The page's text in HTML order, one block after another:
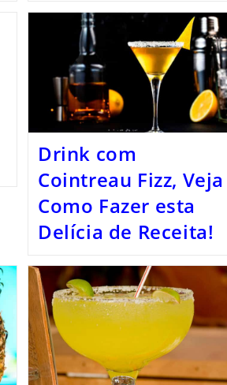
Drink com
Cointreau Fizz, Veja
Como Fazer esta
Delícia de Receita!